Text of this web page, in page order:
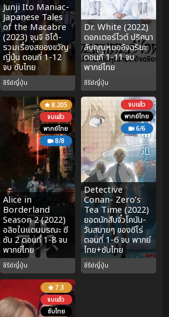
Junji Ito Maniac-
Japanese Tales
of the Macabre
(2023) จุนจิ อิโต้-
รวมเรื่องสยองขวัญ
ญี่ปุ่น ตอนที่ 1-12
จบ ซับไทย
ซีรีย์ญี่ปุ่น
Dr. White (2022)
ดอกเตอร์ไวต์ ปริศนา
ลับคุณหมออัจฉริยะ
ตอนที่ 1-11 จบ
พากย์ไทย
ซีรีย์ญี่ปุ่น
8.205
จบแล้ว
พากย์ไทย
8/8
Alice in
Borderland
Season 2 (2022)
อลิซในแดนมรณะ ซี
ซัน 2 ตอนที่ 1-8 จบ
พากย์ไทย
ซีรีย์ญี่ปุ่น
จบแล้ว
พากย์ไทย
6/6
Detective
Conan- Zero’s
Tea Time (2022)
ยอดนักสืบจิ๋วโคนัน-
วันสบายๆ ของซีโร่
ตอนที่ 1-6 จบ พากย์
ไทย+ซับไทย
ซีรีย์ญี่ปุ่น
7.3
จบแล้ว
ซับไทย